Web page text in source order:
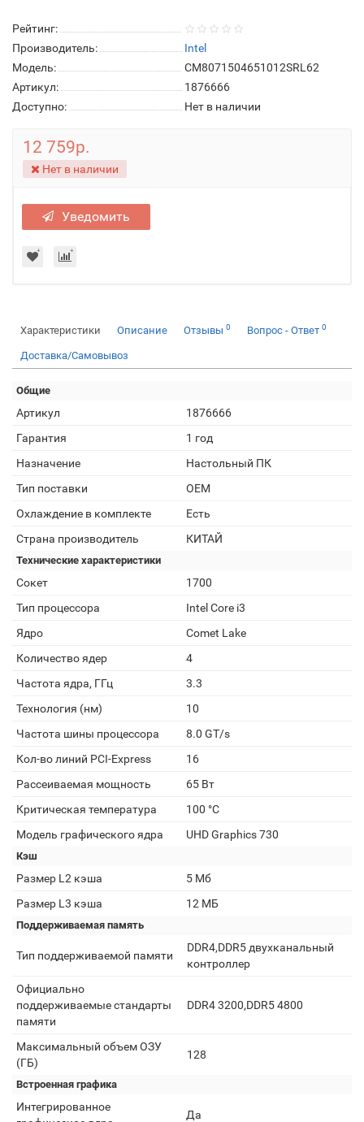
Рейтинг:
Производитель:
Intel
Модель:
CM8071504651012SRL62
Артикул:
1876666
Доступно:
Нет в наличии
12 759р.
Нет в наличии
Уведомить
Характеристики Описание Отзывы 0 Вопрос - Ответ 0
Доставка/Самовывоз
Общие
Артикул
1876666
Гарантия
1 год
Назначение
Настольный ПК
Тип поставки
OEM
Охлаждение в комплекте
Есть
Страна производитель
КИТАЙ
Технические характеристики
Сокет
1700
Тип процессора
Intel Core i3
Ядро
Comet Lake
Количество ядер
4
Частота ядра, ГГц
3.3
Технология (нм)
10
Частота шины процессора
8.0 GT/s
Кол-во линий PCI-Express
16
Рассеиваемая мощность
65 Вт
Критическая температура
100 °С
Модель графического ядра
UHD Graphics 730
Кэш
Размер L2 кэша
5 Мб
Размер L3 кэша
12 MБ
Поддерживаемая память
Тип поддерживаемой памяти
DDR4,DDR5 двухканальный
контроллер
Официально
поддерживаемые стандарты
памяти
DDR4 3200,DDR5 4800
Максимальный объем ОЗУ
(ГБ)
128
Встроенная графика
Интегрированное
Да